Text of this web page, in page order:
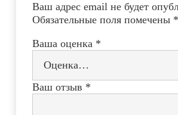
Ваш адрес email не будет
Обязательные поля помечены *
Ваша оценка *
Ваш отзыв *